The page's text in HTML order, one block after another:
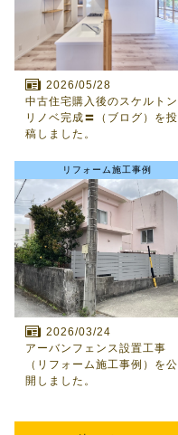
2026/05/28
中古住宅購入後のスケルトン
リノベ完成〓（ブログ）を投
稿しました。
リフォーム施工事例
2026/03/24
アーバンフェンス設置工事
（リフォーム施工事例）を公
開しました。